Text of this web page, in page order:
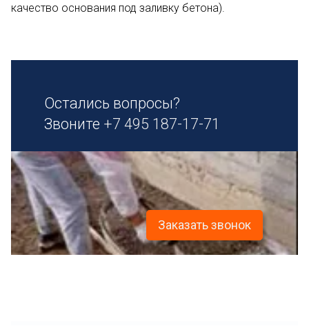
качество основания под заливку бетона).
Остались вопросы?
Звоните +7 495 187-17-71
Заказать звонок